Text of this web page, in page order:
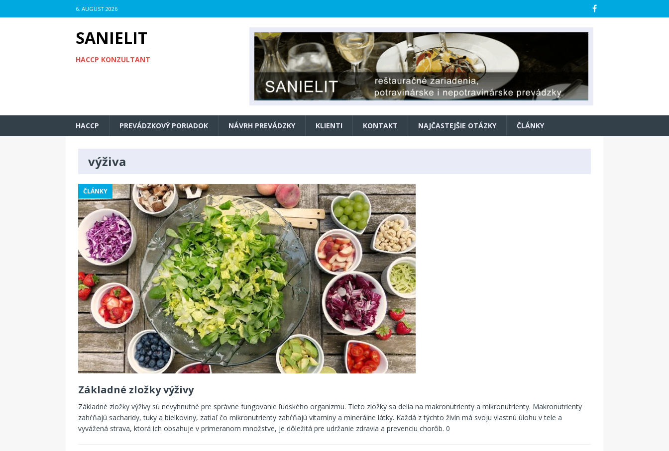
6. AUGUST 2026
SANIELIT
HACCP KONZULTANT
HACCP PREVÁDZKOVÝ PORIADOK NÁVRH PREVÁDZKY KLIENTI KONTAKT NAJČASTEJŠIE OTÁZKY ČLÁNKY
výživa
ČLÁNKY
Základné zložky výživy
Základné zložky výživy sú nevyhnutné pre správne fungovanie ľudského organizmu. Tieto zložky sa delia na makronutrienty a mikronutrienty. Makronutrienty
zahŕňajú sacharidy, tuky a bielkoviny, zatiaľ čo mikronutrienty zahŕňajú vitamíny a minerálne látky. Každá z týchto živín má svoju vlastnú úlohu v tele a
vyvážená strava, ktorá ich obsahuje v primeranom množstve, je dôležitá pre udržanie zdravia a prevenciu chorôb. 0